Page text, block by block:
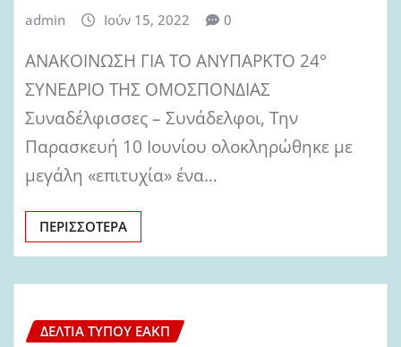
admin Ιούν 15, 2022 0
ΑΝΑΚΟΙΝΩΣΗ ΓΙΑ ΤΟ ΑΝΥΠΑΡΚΤΟ 24°
ΣΥΝΕΔΡΙΟ ΤΗΣ ΟΜΟΣΠΟΝΔΙΑΣ
Συναδέλφισσες – Συνάδελφοι, Την
Παρασκευή 10 Ιουνίου ολοκληρώθηκε με
μεγάλη «επιτυχία» ένα…
ΠΕΡΙΣΣΌΤΕΡΑ
ΔΕΛΤΊΑ ΤΎΠΟΥ ΕΑΚΠ